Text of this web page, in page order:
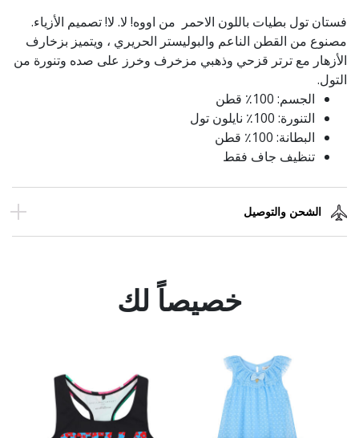
فستان تول بطيات باللون الاحمر من اووه! لا. لا! تصميم الأزياء.
مصنوع من القطن الناعم والبوليستر الحريري ، ويتميز بزخارف
الأزهار مع ترتر قزحي وذهبي مزخرف وخرز على صده وتنورة من
التول.
الجسم: 100٪ قطن
التنورة: 100٪ نايلون تول
البطانة: 100٪ قطن
تنظيف جاف فقط
الشحن والتوصيل
خصيصاً لك